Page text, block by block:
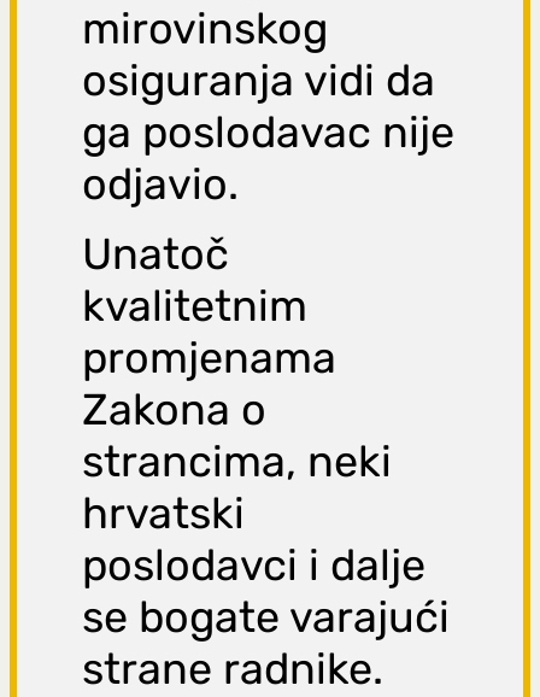
mirovinskog
osiguranja vidi da
ga poslodavac nije
odjavio.
Unatoč
kvalitetnim
promjenama
Zakona o
strancima, neki
hrvatski
poslodavci i dalje
se bogate varajući
strane radnike.